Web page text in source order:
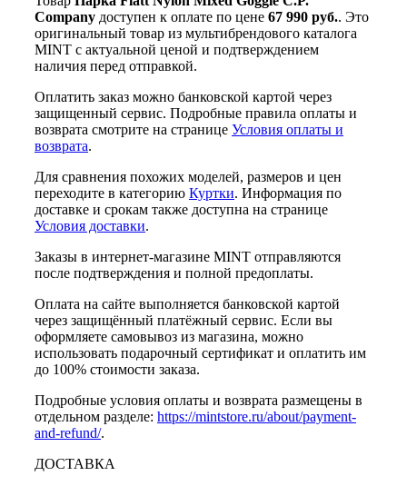
Company доступен к оплате по цене 67 990 руб.. Это
оригинальный товар из мультибрендового каталога
MINT с актуальной ценой и подтверждением
наличия перед отправкой.
Оплатить заказ можно банковской картой через
защищенный сервис. Подробные правила оплаты и
возврата смотрите на странице Условия оплаты и
возврата.
Для сравнения похожих моделей, размеров и цен
переходите в категорию Куртки. Информация по
доставке и срокам также доступна на странице
Условия доставки.
Заказы в интернет-магазине MINT отправляются
после подтверждения и полной предоплаты.
Оплата на сайте выполняется банковской картой
через защищённый платёжный сервис. Если вы
оформляете самовывоз из магазина, можно
использовать подарочный сертификат и оплатить им
до 100% стоимости заказа.
Подробные условия оплаты и возврата размещены в
отдельном разделе: https://mintstore.ru/about/payment-
and-refund/.
ДОСТАВКА